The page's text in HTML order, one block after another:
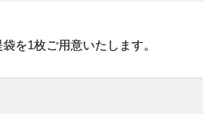
を1枚ご用意いたします。